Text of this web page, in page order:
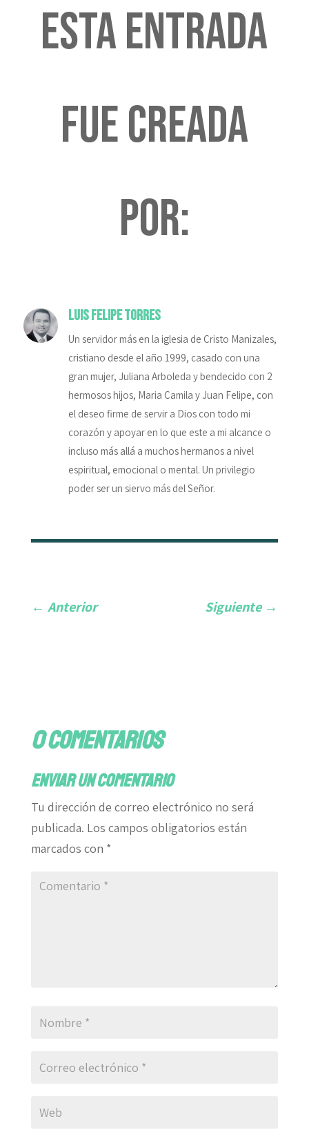
Esta entrada
fue creada
por:
Luis Felipe Torres
Un servidor más en la iglesia de Cristo Manizales,
cristiano desde el año 1999, casado con una
gran mujer, Juliana Arboleda y bendecido con 2
hermosos hijos, Maria Camila y Juan Felipe, con
el deseo firme de servir a Dios con todo mi
corazón y apoyar en lo que este a mi alcance o
incluso más allá a muchos hermanos a nivel
espiritual, emocional o mental. Un privilegio
poder ser un siervo más del Señor.
← Anterior Siguiente→
0 comentarios
Enviar un comentario
Tu dirección de correo electrónico no será
publicada. Los campos obligatorios están
marcados con *